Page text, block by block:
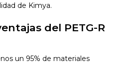
de Kimya.
del PETG-R
un 95% de materiales